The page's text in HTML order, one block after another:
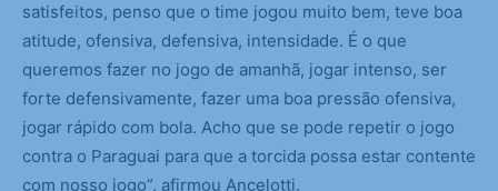
satisfeitos, penso que o time jogou muito bem, teve boa
atitude, ofensiva, defensiva, intensidade. É o que
queremos fazer no jogo de amanhã, jogar intenso, ser
forte defensivamente, fazer uma boa pressão ofensiva,
jogar rápido com bola. Acho que se pode repetir o jogo
contra o Paraguai para que a torcida possa estar contente
com nosso jogo”, afirmou Ancelotti.